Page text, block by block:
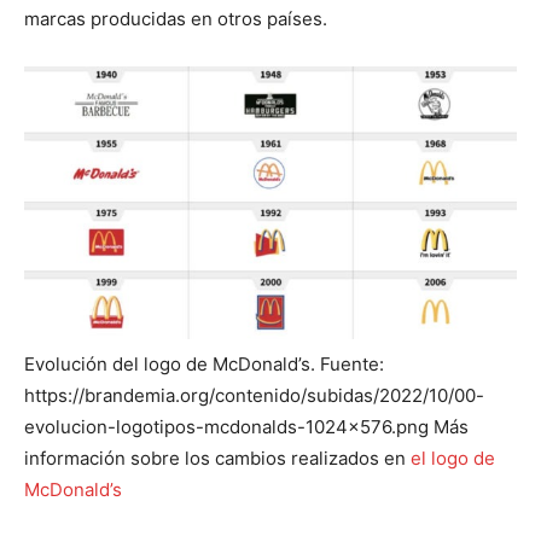
marcas producidas en otros países.
Evolución del logo de McDonald’s. Fuente:
https://brandemia.org/contenido/subidas/2022/10/00-
evolucion-logotipos-mcdonalds-1024×576.png Más
información sobre los cambios realizados en el logo de
McDonald’s